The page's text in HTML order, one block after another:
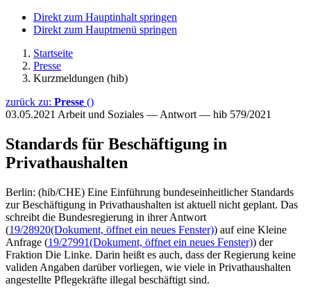
Direkt zum Hauptinhalt springen
Direkt zum Hauptmenü springen
Startseite
Presse
Kurzmeldungen (hib)
zurück zu: Presse ()
03.05.2021 Arbeit und Soziales — Antwort — hib 579/2021
Standards für Beschäftigung in
Privathaushalten
Berlin: (hib/CHE) Eine Einführung bundeseinheitlicher Standards
zur Beschäftigung in Privathaushalten ist aktuell nicht geplant. Das
schreibt die Bundesregierung in ihrer Antwort
(19/28920(Dokument, öffnet ein neues Fenster)) auf eine Kleine
Anfrage (19/27991(Dokument, öffnet ein neues Fenster)) der
Fraktion Die Linke. Darin heißt es auch, dass der Regierung keine
validen Angaben darüber vorliegen, wie viele in Privathaushalten
angestellte Pflegekräfte illegal beschäftigt sind.